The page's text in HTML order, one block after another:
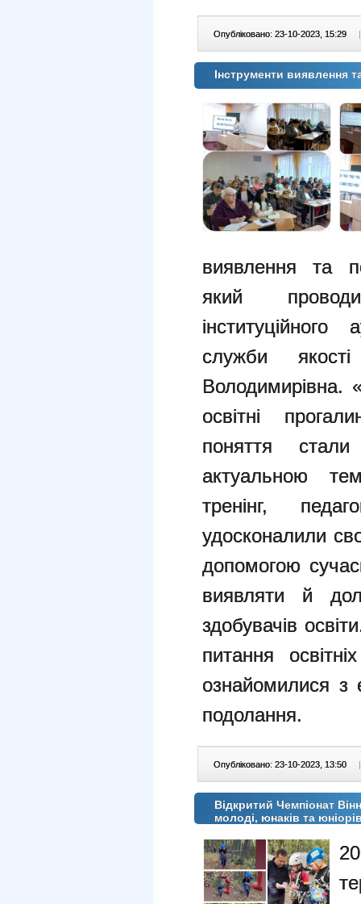
Опубліковано: 23-10-2023, 15:29
Інструменти виявлення
виявлення та
який
служби
Володимирівна.
освітні
поняття
актуальною
тренінг,
удосконалили
допомогою
виявляти й
здобувачів
питання
ознайомилися з
подолання.
Опубліковано: 23-10-2023, 13:50
Відкритий Чемпіонат
молоді, юнаків та